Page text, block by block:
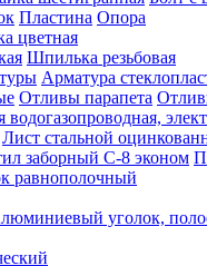
Пластина Опора
цветная
Шпилька резьбовая
Арматура
Отливы парапета
водогазопроводная,
Лист стальной
заборный С-8 эконом
равнополочный
уголок,